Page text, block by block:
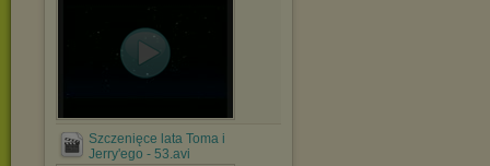
Szczenięce lata Toma i
Jerry'ego - 53.avi